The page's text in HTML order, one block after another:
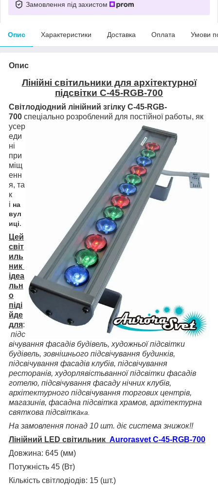
Замовлення під захистом
Опис Характеристики Доставка Оплата Умови
Опис
Лінійні світильники для архітектурної
підсвітки С-45-RGB-700
Світлодіодний лінійний згілку C-45-RGB-
700 спеціально розроблений для постійної работы, як
усер
еди
ні
при
міщ
енн
я, та
к
і на
вул
иці.
Цей
світ
иль
ник
ідеа
льн
о
піді
йде
для:
підс
вічування фасадів будівель, художньої підсвітки
будівель, зовнішнього підсвічування будинків,
підсвічування фасадів клубів, підсвічування
ресторанів, худорлявістьванної підсвітки фасадів
готелю, підсвічування фасаду нічних клубів,
архітектурного підсвічування торгових центрів,
магазинів, фасадна підсвітка храмов, архітектурна
святкова підсвіткака.
На замовлення понад 10 шт. діє система знижок!!
Лінійний LED світильник Aurorasvet C-45-RGB-700
Довжина: 645 (мм)
Потужність 45 (Вт)
Кількість світлодіодів: 15 (шт.)